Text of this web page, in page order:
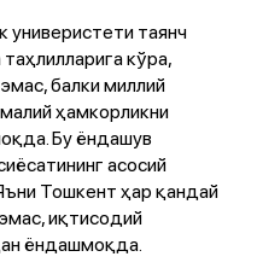
таянч
кўра,
балки миллий
ҳамкорликни
Бу ёндашув
асосий
Тошкент ҳар қандай
иқтисодий
ёндашмоқда.